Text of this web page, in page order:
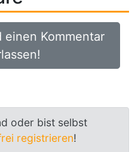
einen Kommentar
oder bist selbst
registrieren!